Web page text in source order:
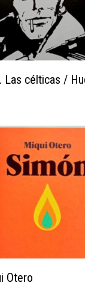
Las célticas /
Otero